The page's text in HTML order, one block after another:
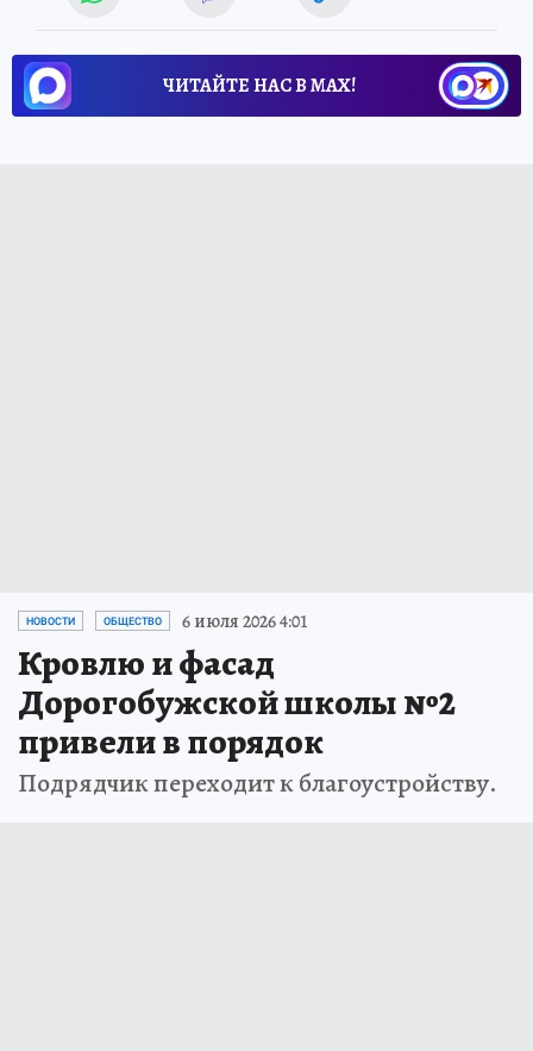
ЧИТАЙТЕ НАС В МАХ!
НОВОСТИ ОБЩЕСТВО 6 июля 2026 4:01
Кровлю и фасад
Дорогобужской школы №2
привели в порядок
Подрядчик переходит к благоустройству.